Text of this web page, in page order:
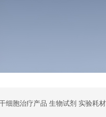
细胞治疗产品 生物试剂 实验耗